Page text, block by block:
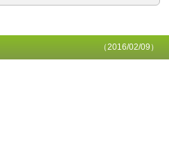
（2016/02/09）